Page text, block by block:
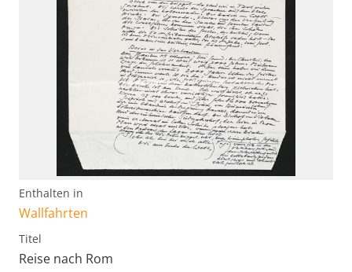
Enthalten in
Wallfahrten
Titel
Reise nach Rom